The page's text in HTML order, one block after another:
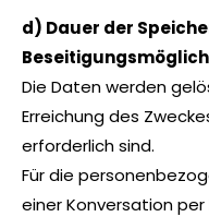
d) Dauer der
Die Daten werden
Erreichung des
erforderlich sind.
Für die
einer Konversation